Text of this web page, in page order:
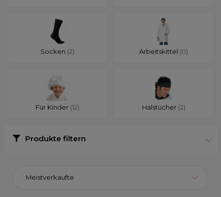
Socken (2) Arbeitskittel (0)
Für Kinder (12) Halstücher (2)
Produkte filtern
Meistverkaufte